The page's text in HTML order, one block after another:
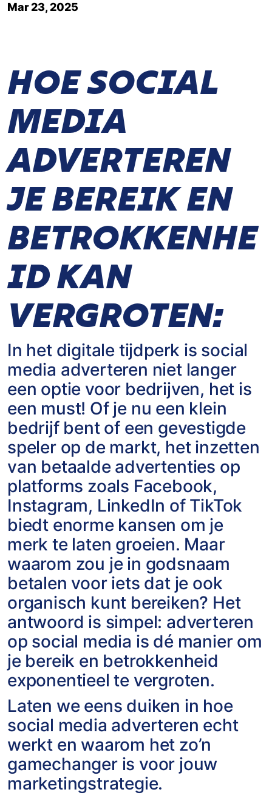
Mar 23, 2025
HOE SOCIAL
MEDIA
ADVERTEREN
JE BEREIK EN
BETROKKENHE
ID KAN
VERGROTEN:
In het digitale tijdperk is social
media adverteren niet langer
een optie voor bedrijven, het is
een must! Of je nu een klein
bedrijf bent of een gevestigde
speler op de markt, het inzetten
van betaalde advertenties op
platforms zoals Facebook,
Instagram, LinkedIn of TikTok
biedt enorme kansen om je
merk te laten groeien. Maar
waarom zou je in godsnaam
betalen voor iets dat je ook
organisch kunt bereiken? Het
antwoord is simpel: adverteren
op social media is dé manier om
je bereik en betrokkenheid
exponentieel te vergroten.
Laten we eens duiken in hoe
social media adverteren echt
werkt en waarom het zo’n
gamechanger is voor jouw
marketingstrategie.